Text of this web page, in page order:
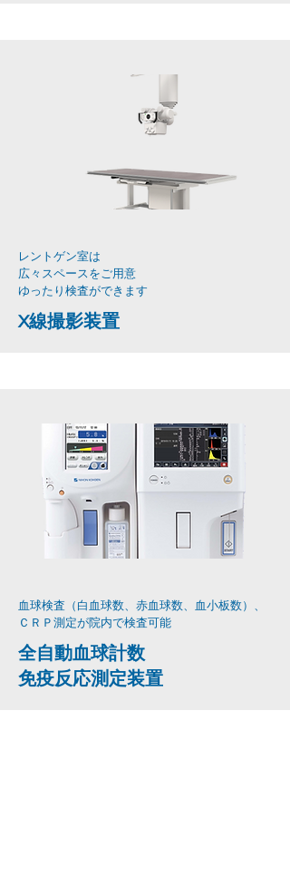
レントゲン室は
広々スペースをご用意
​ゆったり検査ができます
X線撮影装置
血球検査（白血球数、赤血球数、血小板数）、
ＣＲＰ測定が​院内で検査可能
全自動血球計数
免疫反応測定装置